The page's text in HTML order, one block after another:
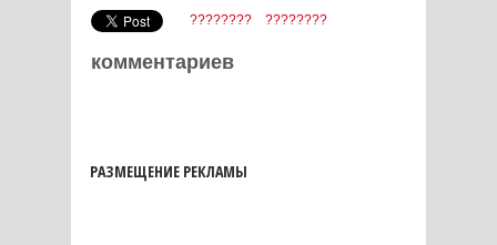
???????? ????????
комментариев
РАЗМЕЩЕНИЕ РЕКЛАМЫ